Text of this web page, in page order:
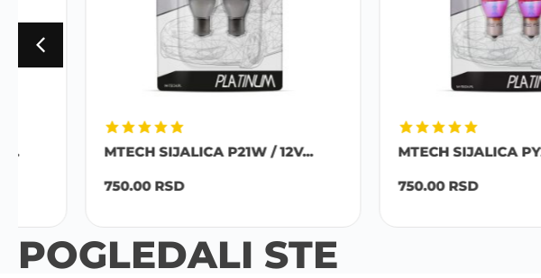
MTECH SIJALICA P21W / 12V...
RSD
MTECH SIJALICA PY21W /
RSD
POGLEDALI STE